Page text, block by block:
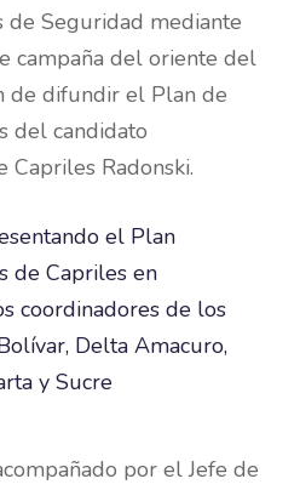
de Seguridad mediante
campaña del oriente del
de difundir el Plan de
del candidato
Radonski.
por el Jefe de